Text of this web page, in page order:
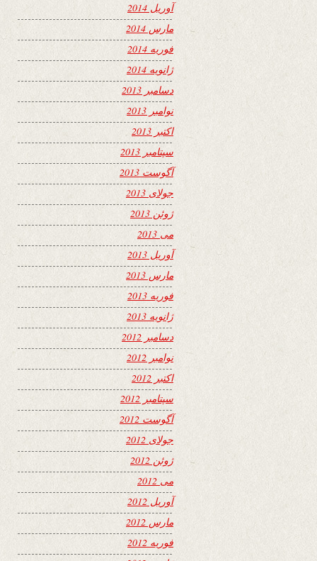
آوریل 2014
مارس 2014
فوریه 2014
ژانویه 2014
دسامبر 2013
نوامبر 2013
اکتبر 2013
سپتامبر 2013
آگوست 2013
جولای 2013
ژوئن 2013
می 2013
آوریل 2013
مارس 2013
فوریه 2013
ژانویه 2013
دسامبر 2012
نوامبر 2012
اکتبر 2012
سپتامبر 2012
آگوست 2012
جولای 2012
ژوئن 2012
می 2012
آوریل 2012
مارس 2012
فوریه 2012